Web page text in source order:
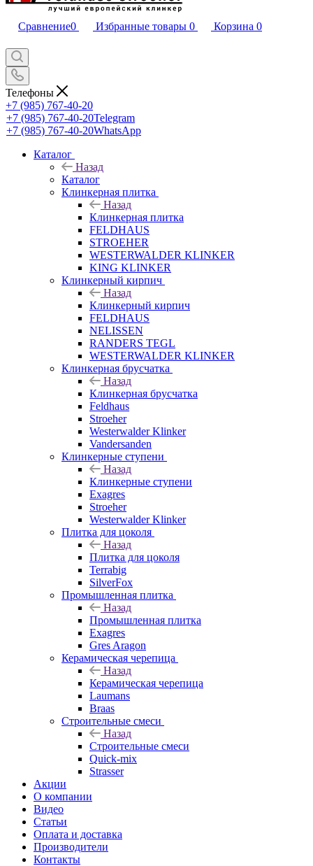
Сравнение0 Избранные товары 0 Корзина 0
Телефоны
+7 (985) 767-40-20
+7 (985) 767-40-20Telegram
+7 (985) 767-40-20WhatsApp
Каталог
Назад
Каталог
Клинкерная плитка
Назад
Клинкерная плитка
FELDHAUS
STROEHER
WESTERWALDER KLINKER
KING KLINKER
Клинкерный кирпич
Назад
Клинкерный кирпич
FELDHAUS
NELISSEN
RANDERS TEGL
WESTERWALDER KLINKER
Клинкерная брусчатка
Назад
Клинкерная брусчатка
Feldhaus
Stroeher
Westerwalder Klinker
Vandersanden
Клинкерные ступени
Назад
Клинкерные ступени
Exagres
Stroeher
Westerwalder Klinker
Плитка для цоколя
Назад
Плитка для цоколя
Terrabig
SilverFox
Промышленная плитка
Назад
Промышленная плитка
Exagres
Gres Aragon
Керамическая черепица
Назад
Керамическая черепица
Laumans
Braas
Строительные смеси
Назад
Строительные смеси
Quick-mix
Strasser
Акции
О компании
Видео
Статьи
Оплата и доставка
Производители
Контакты